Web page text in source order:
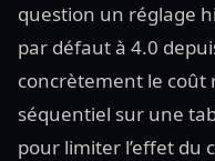
question un réglage
par défaut à 4.0
concrètement le coût
séquentiel sur une
pour limiter l’effet du